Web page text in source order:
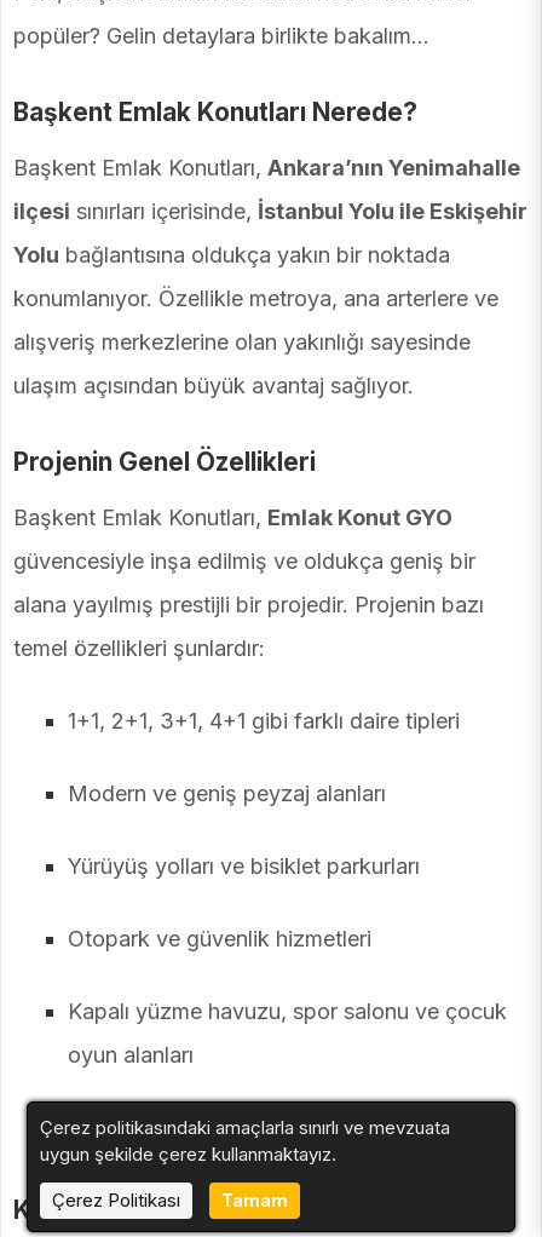
popüler? Gelin detaylara birlikte bakalım…
Başkent Emlak Konutları Nerede?
Başkent Emlak Konutları, Ankara’nın Yenimahalle
ilçesi sınırları içerisinde, İstanbul Yolu ile Eskişehir
Yolu bağlantısına oldukça yakın bir noktada
konumlanıyor. Özellikle metroya, ana arterlere ve
alışveriş merkezlerine olan yakınlığı sayesinde
ulaşım açısından büyük avantaj sağlıyor.
Projenin Genel Özellikleri
Başkent Emlak Konutları, Emlak Konut GYO
güvencesiyle inşa edilmiş ve oldukça geniş bir
alana yayılmış prestijli bir projedir. Projenin bazı
temel özellikleri şunlardır:
1+1, 2+1, 3+1, 4+1 gibi farklı daire tipleri
Modern ve geniş peyzaj alanları
Yürüyüş yolları ve bisiklet parkurları
Otopark ve güvenlik hizmetleri
Kapalı yüzme havuzu, spor salonu ve çocuk
oyun alanları
Alışveriş alanları ve sosyal tesisler
Kimler İçin Uygun?
Çerez politikasındaki amaçlarla sınırlı ve mevzuata
uygun şekilde çerez kullanmaktayız.
Çerez Politikası
Tamam